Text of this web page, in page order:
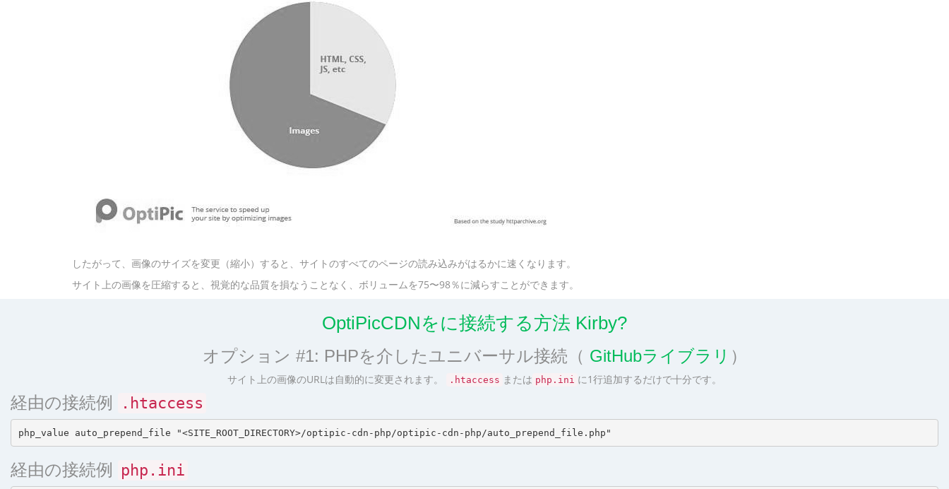
したがって、画像のサイズを変更（縮小）すると、サイトのすべてのページの読み込みがはるかに速くなります。
サイト上の画像を圧縮すると、視覚的な品質を損なうことなく、ボリュームを75〜98％に減らすことができます。
OptiPicCDNをに接続する方法 Kirby?
オプション #1: PHPを介したユニバーサル接続（ GitHubライブラリ ）
サイト上の画像のURLは自動的に変更されます。 .htaccess または php.ini に1行追加するだけで十分です。
経由の接続例 .htaccess
経由の接続例 php.ini